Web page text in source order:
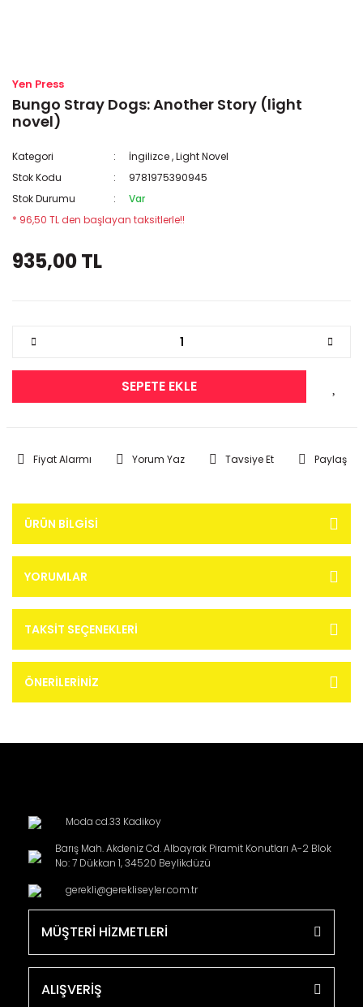
Yen Press
Bungo Stray Dogs: Another Story (light
novel)
Kategori İngilizce,Light Novel
Stok Kodu
9781975390945
Stok Durumu
Var
* 96,50 TL den başlayan taksitlerle!!
935,00 TL
SEPETE EKLE
Fiyat Alarmı Yorum Yaz Tavsiye Et Paylaş
ÜRÜN BILGISI
YORUMLAR
TAKSIT SEÇENEKLERI
ÖNERILERINIZ
Moda cd.33 Kadikoy
Barış Mah. Akdeniz Cd. Albayrak Piramit Konutları A-2 Blok
No: 7 Dükkan 1, 34520 Beylikdüzü
gerekli@gerekliseyler.com.tr
MÜŞTERİ HİZMETLERİ
ALIŞVERİŞ